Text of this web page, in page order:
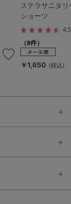
ステラサニタ
ショーツ
4.5
（8件）
￥1,650 (税込)